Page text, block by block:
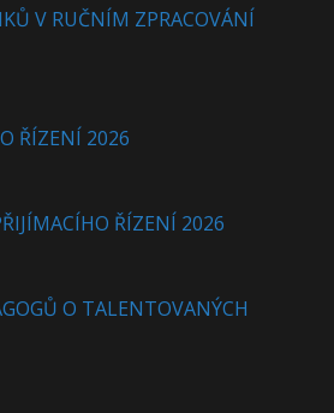
V RUČNÍM ZPRACOVÁNÍ
ŘÍZENÍ 2026
ŘÍZENÍ 2026
O TALENTOVANÝCH